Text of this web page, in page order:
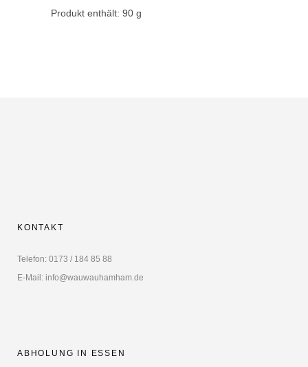
Produkt enthält: 90 g
KONTAKT
Telefon: 0173 / 184 85 88
E-Mail: info@wauwauhamham.de
ABHOLUNG IN ESSEN